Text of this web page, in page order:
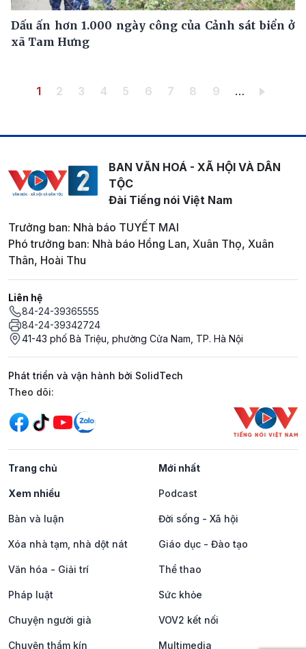
Dấu ấn hơn 1.000 ngày công của Cảnh sát biển ở
xã Tam Hưng
Pagination
Trang hiện thời
1 Trang
2 Trang
3 Trang
4 Trang
5 Trang
6 Trang
7 Trang
8 Trang
9 …
BAN VĂN HOÁ - XÃ HỘI VÀ DÂN
TỘC
Đài Tiếng nói Việt Nam
Trưởng ban: Nhà báo TUYẾT MAI
Phó trưởng ban: Nhà báo Hồng Lan, Xuân Thọ, Xuân
Thân, Hoài Thu
Liên hệ
84-24-39365555
84-24-39342724
41-43 phố Bà Triệu, phường Cửa Nam, TP. Hà Nội
Phát triển và vận hành bởi SolidTech
Mạng xã hội
Theo dõi:
Trang chủ Mới nhất
Xem nhiều Podcast
Bàn và luận Đời sống - Xã hội
Xóa nhà tạm, nhà dột nát Giáo dục - Đào tạo
Văn hóa - Giải trí Thể thao
Pháp luật Sức khỏe
Chuyện người già VOV2 kết nối
Chuyện thầm kín Multimedia